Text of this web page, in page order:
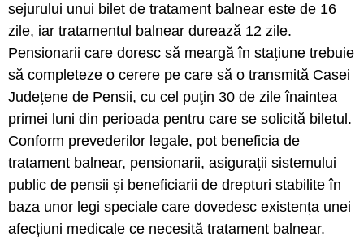
sejurului unui bilet de tratament balnear este de 16
zile, iar tratamentul balnear durează 12 zile.
Pensionarii care doresc să meargă în stațiune trebuie
să completeze o cerere pe care să o transmită Casei
Județene de Pensii, cu cel puţin 30 de zile înaintea
primei luni din perioada pentru care se solicită biletul.
Conform prevederilor legale, pot beneficia de
tratament balnear, pensionarii, asigurații sistemului
public de pensii și beneficiarii de drepturi stabilite în
baza unor legi speciale care dovedesc existența unei
afecțiuni medicale ce necesită tratament balnear.